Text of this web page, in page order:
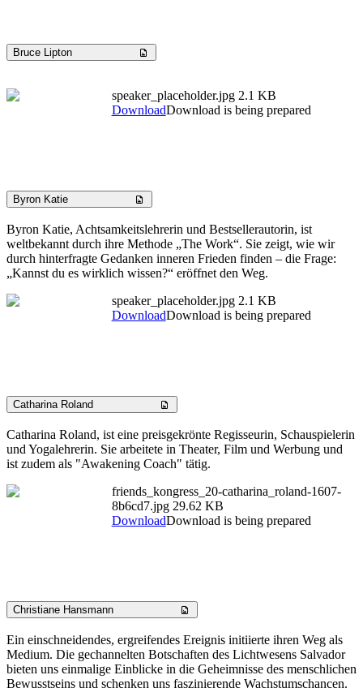
Bruce Lipton
speaker_placeholder.jpg 2.1 KB
DownloadDownload is being prepared
Byron Katie
Byron Katie, Achtsamkeitslehrerin und Bestsellerautorin, ist
weltbekannt durch ihre Methode „The Work“. Sie zeigt, wie wir
durch hinterfragte Gedanken inneren Frieden finden – die Frage:
„Kannst du es wirklich wissen?“ eröffnet den Weg.
speaker_placeholder.jpg 2.1 KB
DownloadDownload is being prepared
Catharina Roland
Catharina Roland, ist eine preisgekrönte Regisseurin, Schauspielerin
und Yogalehrerin. Sie arbeitete in Theater, Film und Werbung und
ist zudem als "Awakening Coach" tätig.
friends_kongress_20-catharina_roland-1607-
8b6cd7.jpg 29.62 KB
DownloadDownload is being prepared
Christiane Hansmann
Ein einschneidendes, ergreifendes Ereignis initiierte ihren Weg als
Medium. Die gechannelten Botschaften des Lichtwesens Salvador
bieten uns einmalige Einblicke in die Geheimnisse des menschlichen
Bewusstseins und schenken uns faszinierende Wachstumschancen.